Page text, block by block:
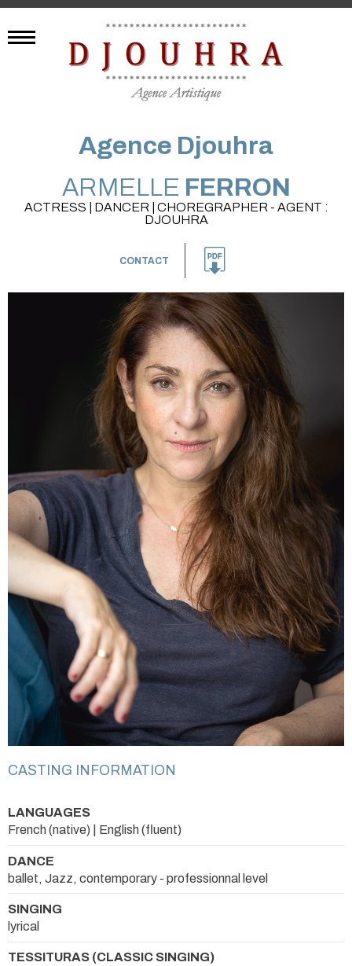
Agence Djouhra
ARMELLE FERRON
ACTRESS | DANCER | CHOREGRAPHER - AGENT :
DJOUHRA
CONTACT
CASTING INFORMATION
LANGUAGES
French (native) | English (fluent)
DANCE
ballet, Jazz, contemporary - professionnal level
SINGING
lyrical
TESSITURAS (CLASSIC SINGING)